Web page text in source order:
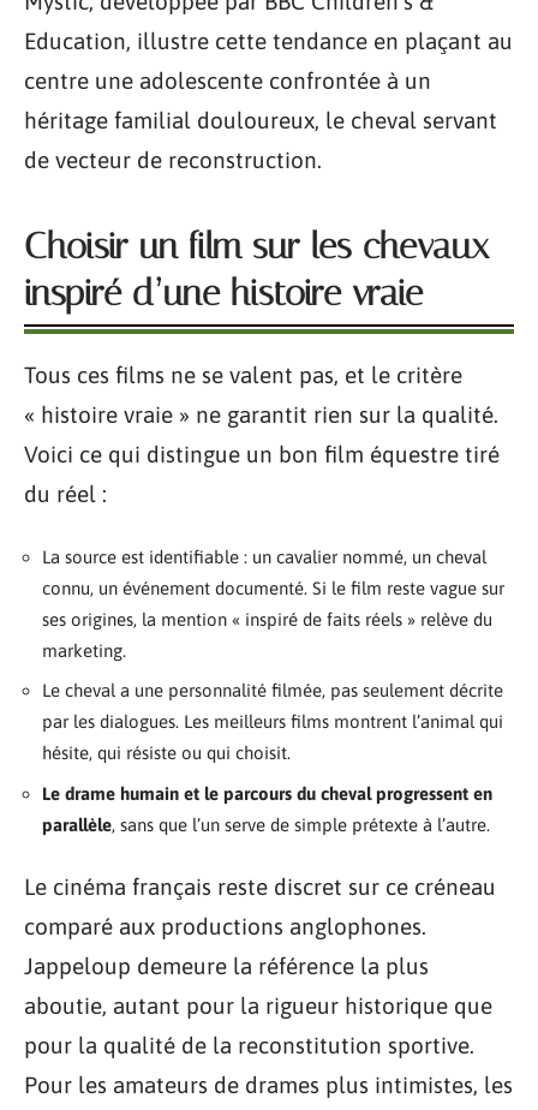
Education, illustre cette tendance en plaçant au
centre une adolescente confrontée à un
héritage familial douloureux, le cheval servant
de vecteur de reconstruction.
Choisir un film sur les chevaux
inspiré d’une histoire vraie
Tous ces films ne se valent pas, et le critère
« histoire vraie » ne garantit rien sur la qualité.
Voici ce qui distingue un bon film équestre tiré
du réel :
La source est identifiable : un cavalier nommé, un cheval
connu, un événement documenté. Si le film reste vague sur
ses origines, la mention « inspiré de faits réels » relève du
marketing.
Le cheval a une personnalité filmée, pas seulement décrite
par les dialogues. Les meilleurs films montrent l’animal qui
hésite, qui résiste ou qui choisit.
Le drame humain et le parcours du cheval progressent en
parallèle, sans que l’un serve de simple prétexte à l’autre.
Le cinéma français reste discret sur ce créneau
comparé aux productions anglophones.
Jappeloup demeure la référence la plus
aboutie, autant pour la rigueur historique que
pour la qualité de la reconstitution sportive.
Pour les amateurs de drames plus intimistes, les